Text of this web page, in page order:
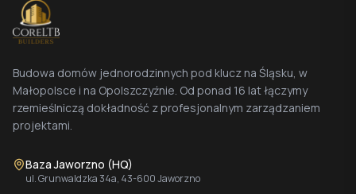
Budowa domów jednorodzinnych pod klucz na Śląsku, w
Małopolsce i na Opolszczyźnie. Od ponad 16 lat łączymy
rzemieślniczą dokładność z profesjonalnym zarządzaniem
projektami.
Baza Jaworzno (HQ)
ul. Grunwaldzka 34a, 43-600 Jaworzno